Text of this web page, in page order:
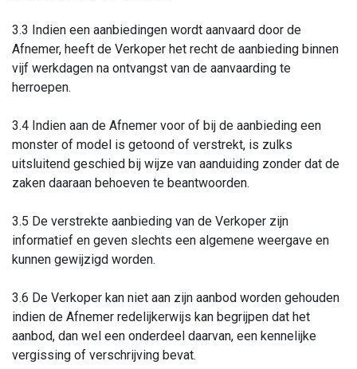
3.3 Indien een aanbiedingen wordt aanvaard door de
Afnemer, heeft de Verkoper het recht de aanbieding binnen
vijf werkdagen na ontvangst van de aanvaarding te
herroepen.
3.4 Indien aan de Afnemer voor of bij de aanbieding een
monster of model is getoond of verstrekt, is zulks
uitsluitend geschied bij wijze van aanduiding zonder dat de
zaken daaraan behoeven te beantwoorden.
3.5 De verstrekte aanbieding van de Verkoper zijn
informatief en geven slechts een algemene weergave en
kunnen gewijzigd worden.
3.6 De Verkoper kan niet aan zijn aanbod worden gehouden
indien de Afnemer redelijkerwijs kan begrijpen dat het
aanbod, dan wel een onderdeel daarvan, een kennelijke
vergissing of verschrijving bevat.